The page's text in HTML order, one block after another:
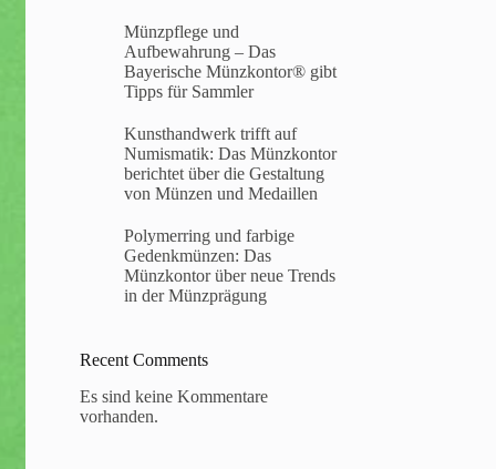
Münzpflege und
Aufbewahrung – Das
Bayerische Münzkontor® gibt
Tipps für Sammler
Kunsthandwerk trifft auf
Numismatik: Das Münzkontor
berichtet über die Gestaltung
von Münzen und Medaillen
Polymerring und farbige
Gedenkmünzen: Das
Münzkontor über neue Trends
in der Münzprägung
Recent Comments
Es sind keine Kommentare
vorhanden.